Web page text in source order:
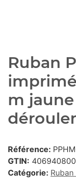
Ruban
m
Référence:
GTIN:
Catégorie: